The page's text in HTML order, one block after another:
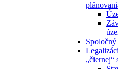
Spoločný
„čiernej“